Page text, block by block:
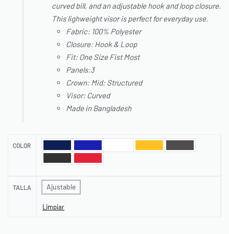
curved bill, and an adjustable hook and loop closure.
This lighweight visor is perfect for everyday use.
Fabric: 100% Polyester
Closure: Hook & Loop
Fit: One Size Fist Most
Panels:3
Crown: Mid; Structured
Visor: Curved
Made in Bangladesh
COLOR
TALLA Ajustable
Limpiar